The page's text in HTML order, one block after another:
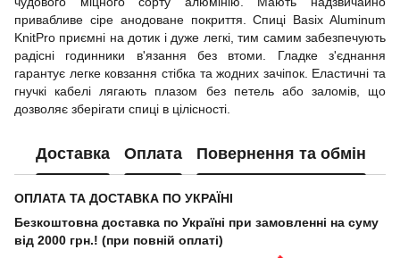
привабливе сіре анодоване покриття. Спиці Basix Aluminum
KnitPro приємні на дотик і дуже легкі, тим самим забезпечують
радісні годинники в'язання без втоми. Гладке з'єднання
гарантує легке ковзання стібка та жодних зачіпок. Еластичні та
гнучкі кабелі лягають плазом без петель або заломів, що
дозволяє зберігати спиці в цілісності.
Доставка Оплата Повернення та обмін
ОПЛАТА ТА ДОСТАВКА ПО УКРАЇНІ
Безкоштовна доставка по Україні при замовленні на суму
від 2000 грн.! (при повній оплаті)